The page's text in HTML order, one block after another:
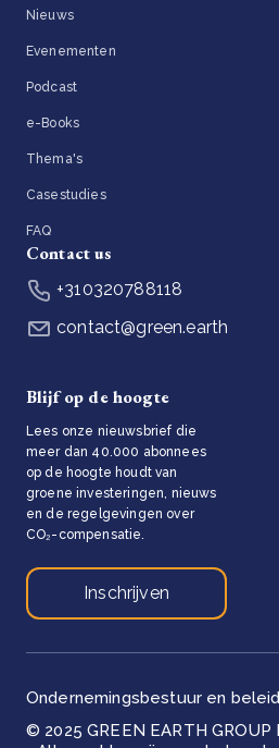
Nieuws
Evenementen
Podcast
e-Books
Thema's
Casestudies
FAQ
Contact us
+310320788118
contact@green.earth
Blijf op de hoogte
Lees onze nieuwsbrief die
meer dan 40.000 abonnees
op de hoogte houdt van
groene investeringen, nieuws
en de regelgevingen over
CO₂-compensatie.
Inschrijven
© 2025 GREEN EARTH GROUP
Ondernemingsbestuur en